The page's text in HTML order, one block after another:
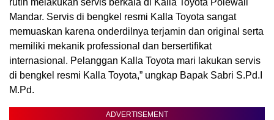
rutin melakukan servis berkala di Kalla Toyota Polewali
Mandar. Servis di bengkel resmi Kalla Toyota sangat
memuaskan karena onderdilnya terjamin dan original serta
memiliki mekanik professional dan bersertifikat
internasional. Pelanggan Kalla Toyota mari lakukan servis
di bengkel resmi Kalla Toyota,” ungkap Bapak Sabri S.Pd.I
M.Pd.
ADVERTISEMENT